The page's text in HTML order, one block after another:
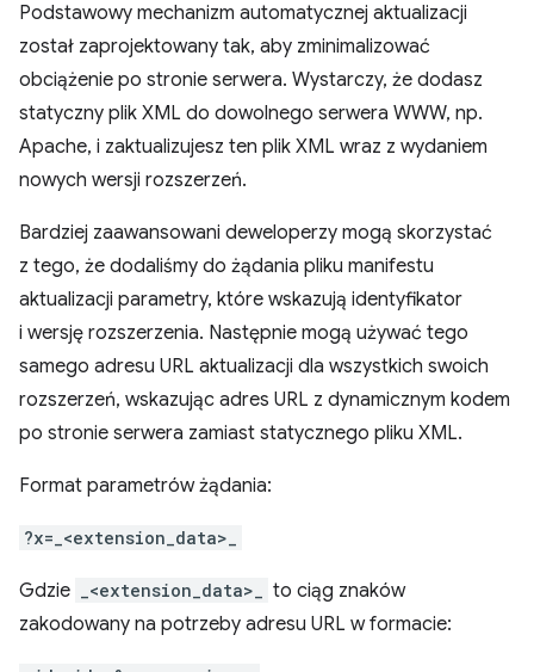
Podstawowy mechanizm automatycznej aktualizacji
został zaprojektowany tak, aby zminimalizować
obciążenie po stronie serwera. Wystarczy, że dodasz
statyczny plik XML do dowolnego serwera WWW, np.
Apache, i zaktualizujesz ten plik XML wraz z wydaniem
nowych wersji rozszerzeń.
Bardziej zaawansowani deweloperzy mogą skorzystać
z tego, że dodaliśmy do żądania pliku manifestu
aktualizacji parametry, które wskazują identyfikator
i wersję rozszerzenia. Następnie mogą używać tego
samego adresu URL aktualizacji dla wszystkich swoich
rozszerzeń, wskazując adres URL z dynamicznym kodem
po stronie serwera zamiast statycznego pliku XML.
Format parametrów żądania:
?x=_<extension_data>_
Gdzie _<extension_data>_
to ciąg znaków
zakodowany na potrzeby adresu URL w formacie: